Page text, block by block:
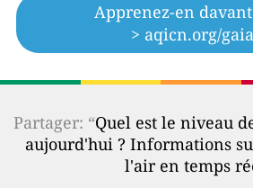
Apprenez-en
> aqicn.org/
Partager: “Quel est le niveau
aujourd'hui ? Informations
l'air en temps